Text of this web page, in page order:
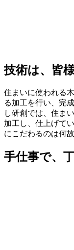
技術は、皆
住まいに使われる
る加工を行い、完
し研創では、住ま
加工し、仕上げて
にこだわるのは何
手仕事で、